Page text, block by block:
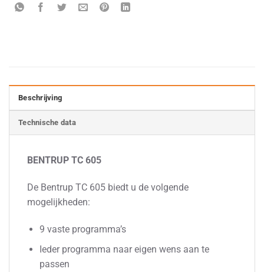
Beschrijving
Technische data
BENTRUP TC 605
De Bentrup TC 605 biedt u de volgende
mogelijkheden:
9 vaste programma’s
Ieder programma naar eigen wens aan te
passen